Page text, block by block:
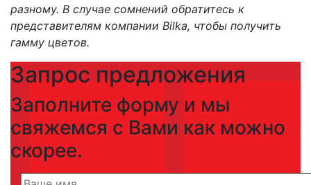
разному. В случае сомнений обратитесь к
представителям компании Bilka, чтобы получить
гамму цветов.
Запрос предложения
Заполните форму и мы
свяжемся с Вами как можно
скорее.